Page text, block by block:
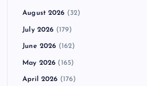
August 2026 (32)
July 2026 (179)
June 2026 (162)
May 2026 (165)
April 2026 (176)